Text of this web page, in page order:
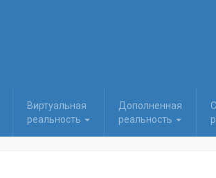
Виртуальная
реальность
Дополненная
реальность